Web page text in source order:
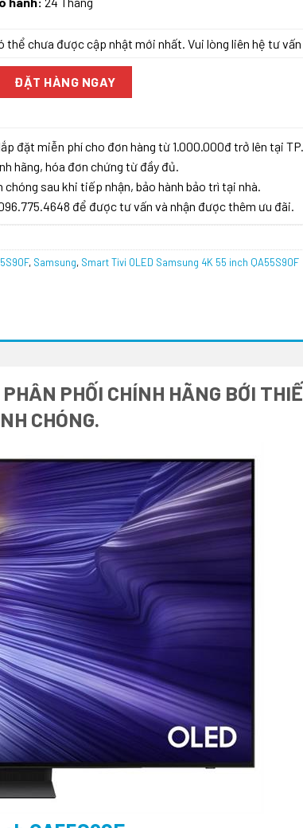
thể chưa được cập nhật mới nhất. Vui lòng liên hệ tư vấn
Samsung 4K 55 inch QA55S90F số lượng
ĐẶT HÀNG NGAY
đặt miễn phí cho đơn hàng từ 1.000.000đ trở lên tại
hãng, hóa đơn chứng từ đầy đủ.
chóng sau khi tiếp nhận, bảo hành bảo trì tại nhà.
để được tư vấn và nhận được thêm ưu đãi.
, Samsung, Smart Tivi OLED Samsung 4K 55 inch QA55S90F
PHỐI CHÍNH HÃNG BỚI
CHÓNG.